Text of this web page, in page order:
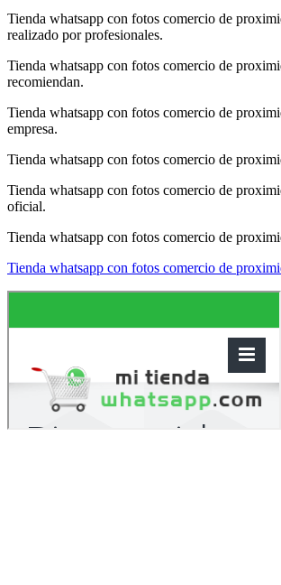
Tienda whatsapp con fotos comercio de
realizado por profesionales.
Tienda whatsapp con fotos comercio de
recomiendan.
Tienda whatsapp con fotos comercio de
empresa.
Tienda whatsapp con fotos comercio de
Tienda whatsapp con fotos comercio de
oficial.
Tienda whatsapp con fotos comercio de
Tienda whatsapp con fotos comercio de